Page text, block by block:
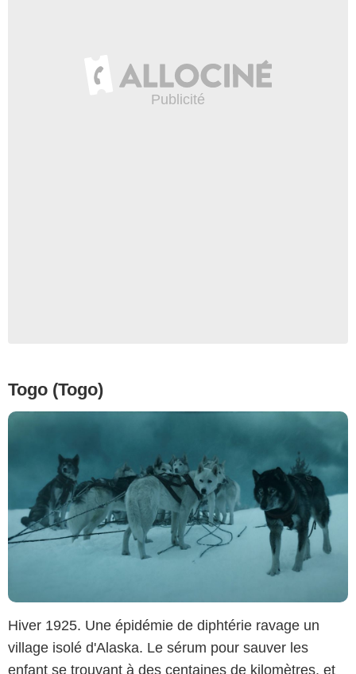
Togo (Togo)
Hiver 1925. Une épidémie de diphtérie ravage un
village isolé d'Alaska. Le sérum pour sauver les
enfant se trouvant à des centaines de kilomètres, et